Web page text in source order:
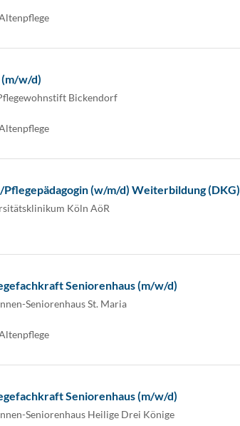
w/d)
Bickendorf
Pflegepädagogin (w/m/d) Weiterbildung (DKG)
Köln AöR
Seniorenhaus (m/w/d)
Seniorenhaus St. Maria
Seniorenhaus (m/w/d)
Seniorenhaus Heilige Drei Könige